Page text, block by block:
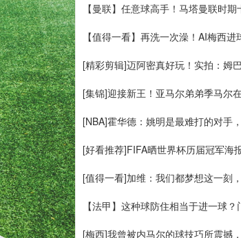
【曼联】任意球高手！马塔曼联时期
【值得一看】再洗一次澡！AI梅西
[精彩剪辑]迈阿密真好玩！实拍：姆
[集锦]迎接新王！亚马尔弟弟季马尔
[NBA]霍华德：姚明是最难打的对手
[好看推荐]FIFA晒世界杯历届冠军海
[值得一看]加维：我们都梦想这一刻
【法甲】这种球防住相当于进一球？
[梅西]我曾被内马尔的球技巧所震撼